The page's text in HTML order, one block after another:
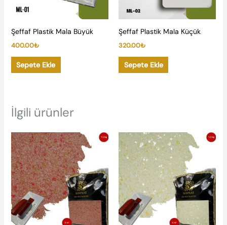
Şeffaf Plastik Mala Büyük
400.00₺
Sepete Ekle
Şeffaf Plastik Mala Küçük
320.00₺
Sepete Ekle
İlgili ürünler